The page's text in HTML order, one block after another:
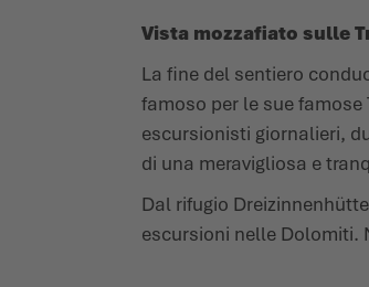
Vista mozzafiato sulle
La fine del sentiero
famoso per le sue
escursionisti giornalieri,
di una meravigliosa e
Dal rifugio
escursioni nelle Dolomiti.